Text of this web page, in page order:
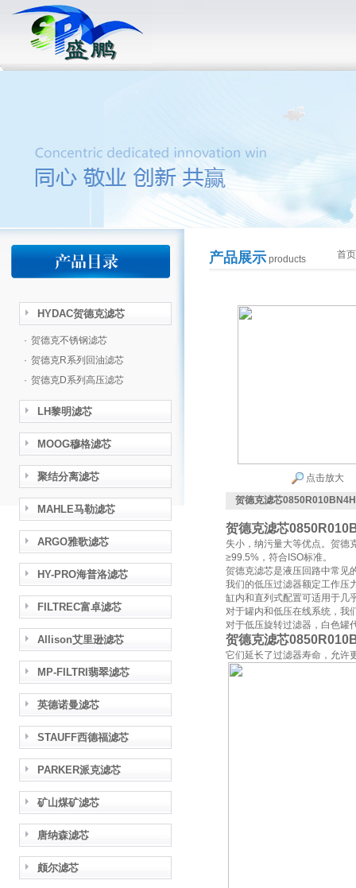
HYDAC贺德克滤芯
· 贺德克不锈钢滤芯
· 贺德克R系列回油滤芯
· 贺德克D系列高压滤芯
LH黎明滤芯
MOOG穆格滤芯
聚结分离滤芯
MAHLE马勒滤芯
ARGO雅歌滤芯
HY-PRO海普洛滤芯
FILTREC富卓滤芯
Allison艾里逊滤芯
MP-FILTRI翡翠滤芯
英德诺曼滤芯
STAUFF西德福滤芯
PARKER派克滤芯
矿山煤矿滤芯
唐纳森滤芯
颇尔滤芯
产品展示products 首页
点击放大
贺德克滤芯
贺德克滤芯
失小，纳污量大等优点。贺德
≥99.5%，符合ISO标准。
贺德克滤芯是液压回路中常见
我们的低压过滤器额定工作压
缸内和直列式配置可适用于几
对于罐内和低压在线系统，我
对于低压旋转过滤器，白色罐
贺德克滤芯
它们延长了过滤器寿命，允许